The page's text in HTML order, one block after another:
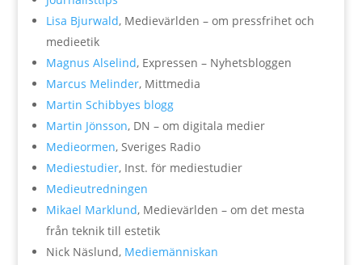
Lisa Bjurwald, Medievärlden – om pressfrihet och
medieetik
Magnus Alselind, Expressen – Nyhetsbloggen
Marcus Melinder, Mittmedia
Martin Schibbyes blogg
Martin Jönsson, DN – om digitala medier
Medieormen, Sveriges Radio
Mediestudier, Inst. för mediestudier
Medieutredningen
Mikael Marklund, Medievärlden – om det mesta
från teknik till estetik
Nick Näslund, Mediemänniskan